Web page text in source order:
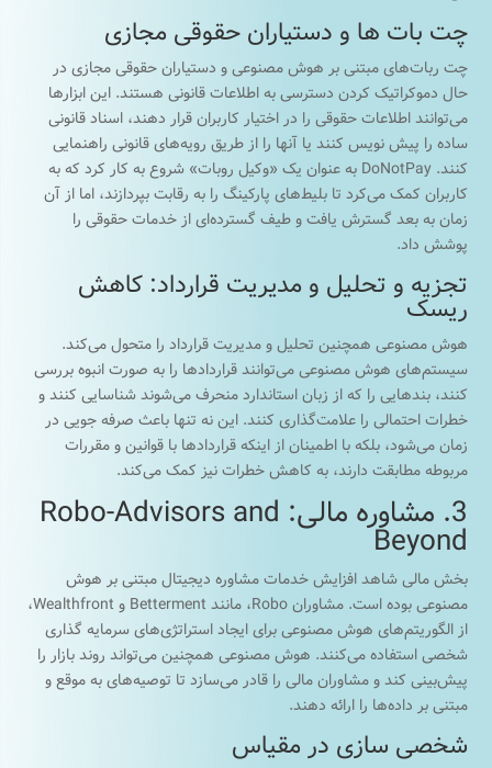
چت بات ها و دستیاران حقوقی مجازی
چت ربات‌های مبتنی بر هوش مصنوعی و دستیاران حقوقی مجازی در
حال دموکراتیک کردن دسترسی به اطلاعات قانونی هستند. این ابزارها
می‌توانند اطلاعات حقوقی را در اختیار کاربران قرار دهند، اسناد قانونی
ساده را پیش نویس کنند یا آنها را از طریق رویه‌های قانونی راهنمایی
کنند. DoNotPay به عنوان یک «وکیل روبات» شروع به کار کرد که به
کاربران کمک می‌کرد تا بلیط‌های پارکینگ را به رقابت بپردازند، اما از آن
زمان به بعد گسترش یافت و طیف گسترده‌ای از خدمات حقوقی را
پوشش داد.
تجزیه و تحلیل و مدیریت قرارداد: کاهش
ریسک
هوش مصنوعی همچنین تحلیل و مدیریت قرارداد را متحول می‌کند.
سیستم‌های هوش مصنوعی می‌توانند قراردادها را به صورت انبوه بررسی
کنند، بندهایی را که از زبان استاندارد منحرف می‌شوند شناسایی کنند و
خطرات احتمالی را علامت‌گذاری کنند. این نه تنها باعث صرفه جویی در
زمان می‌شود، بلکه با اطمینان از اینکه قراردادها با قوانین و مقررات
مربوطه مطابقت دارند، به کاهش خطرات نیز کمک می‌کند.
3. مشاوره مالی: Robo-Advisors and
Beyond
بخش مالی شاهد افزایش خدمات مشاوره دیجیتال مبتنی بر هوش
مصنوعی بوده است. مشاوران Robo، مانند Betterment و Wealthfront،
از الگوریتم‌های هوش مصنوعی برای ایجاد استراتژی‌های سرمایه گذاری
شخصی استفاده می‌کنند. هوش مصنوعی همچنین می‌تواند روند بازار را
پیش‌بینی کند و مشاوران مالی را قادر می‌سازد تا توصیه‌های به موقع و
مبتنی بر داده‌ها را ارائه دهند.
شخصی سازی در مقیاس